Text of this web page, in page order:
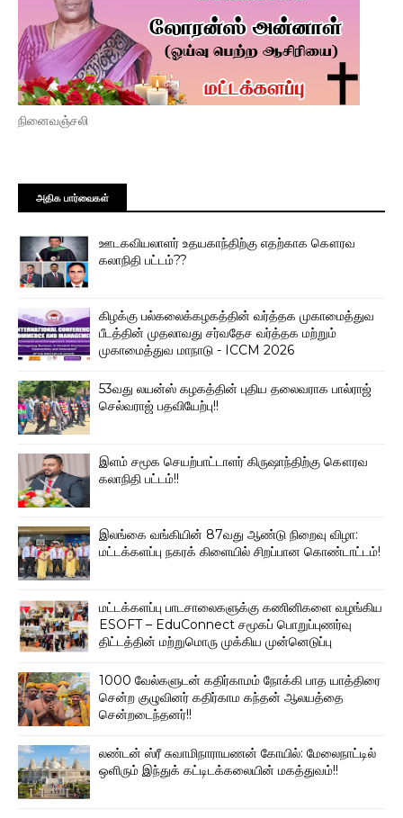
நினைவஞ்சலி
அதிக பார்வைகள்
ஊடகவியலாளர் உதயகாந்திற்கு எதற்காக கௌரவ
கலாநிதி பட்டம்??
கிழக்கு பல்கலைக்கழகத்தின் வர்த்தக முகாமைத்துவ
பீடத்தின் முதலாவது சர்வதேச வர்த்தக மற்றும்
முகாமைத்துவ மாநாடு - ICCM 2026
53வது லயன்ஸ் கழகத்தின் புதிய தலைவராக பால்ராஜ்
செல்வராஜ் பதவியேற்பு!!
இளம் சமூக செயற்பாட்டாளர் கிருஷாந்திற்கு கௌரவ
கலாநிதி பட்டம்!!
இலங்கை வங்கியின் 87வது ஆண்டு நிறைவு விழா:
மட்டக்களப்பு நகரக் கிளையில் சிறப்பான கொண்டாட்டம்!
மட்டக்களப்பு பாடசாலைகளுக்கு கணினிகளை வழங்கிய
ESOFT – EduConnect சமூகப் பொறுப்புணர்வு
திட்டத்தின் மற்றுமொரு முக்கிய முன்னெடுப்பு
1000 வேல்களுடன் கதிர்காமம் நோக்கி பாத யாத்திரை
சென்ற குழுவினர் கதிர்காம கந்தன் ஆலயத்தை
சென்றடைந்தனர்!!
லண்டன் ஸ்ரீ சுவாமிநாராயணன் கோயில்: மேலைநாட்டில்
ஒளிரும் இந்துக் கட்டிடக்கலையின் மகத்துவம்!!